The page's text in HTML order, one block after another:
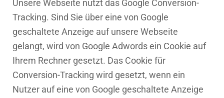
Unsere Webseite nutzt das Google Conversion-
Tracking. Sind Sie über eine von Google
geschaltete Anzeige auf unsere Webseite
gelangt, wird von Google Adwords ein Cookie auf
Ihrem Rechner gesetzt. Das Cookie für
Conversion-Tracking wird gesetzt, wenn ein
Nutzer auf eine von Google geschaltete Anzeige